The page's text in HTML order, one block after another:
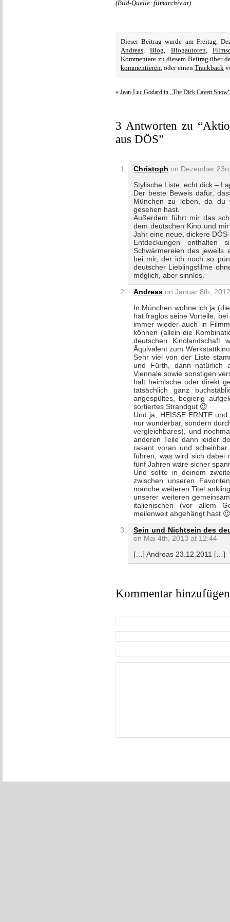
(Bild-Quelle: filmarchiv.at)
Dieser Beitrag wurde am Freitag,
Andreas,Blog, Blogautoren,
Kommentare zu diesem Beitrag über
kommentieren, oder einen Trackback
« Jean-Luc Godard in „The Dick Cavett Show“
3 Antworten zu
aus DÖS”
Christoph on Dezember
Stylische Liste, echt dick – I
Der beste Beweis dafür,
München zu leben, da du
gesehen hast.
Außerdem führt mir das
dem deutschen Kino und
Jahr eine neue, dickere
Entdeckungen
Schwärmereien des
bei mir, der ich noch so
deutscher Lieblingsfilme
möglich, aber sinnlos.
Andreas on Januar 8th,
In München wohne ich ja
hat fraglos seine Vorteile,
immer wieder auch in
können (allein die
deutschen
Äquivalent zum
Sehr viel von der Liste
und Fürth, dann natürlich
Viennale sowie sonstigen
halt heimische oder direkt
tatsächlich ganz
angespültes, begierig
sortiertes Strandgut 😉
Und ja, HEISSE ERNTE
nur wunderbar, sondern
vergleichbares), und
anderen Teile dann leider
rasant voran und
führen, was wird sich dabei
fünf Jahren wäre sicher
Und sollte in deinem
zwischen unseren
manche weiteren Titel
unserer weiteren
italienischen (vor allem
meilenweit abgehängt hast 😉
Sein und Nichtsein des
on Mai 4th, 2013 at 12:44
[…] Andreas 23.12.2011 […]
Kommentar hinzufügen